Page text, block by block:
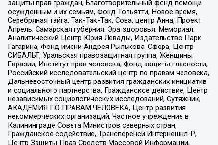
защиты прав граждан, Благотворительный фонд помощи
осужденным и их семьям, Фонд Тольятти, Новое время,
Серебряная тайга, Так-Так-Так, Сова, центр Анна, Проект
Апрель, Самарская губерния, Эра здоровья, Мемориал,
Аналитический Центр Юрия Левады, Издательство Парк
Гагарина, Фонд имени Андрея Рылькова, Сфера, Центр
СИБАЛЬТ, Уральская правозащитная группа, Женщины
Евразии, Институт прав человека, Фонд защиты гласности,
Российский исследовательский центр по правам человека,
Дальневосточный центр развития гражданских инициатив
и социального партнерства, Гражданское действие, Центр
независимых социологических исследований, Сутяжник,
АКАДЕМИЯ ПО ПРАВАМ ЧЕЛОВЕКА, Центр развития
некоммерческих организаций, Частное учреждение в
Калининграде Совета Министров северных стран,
Гражданское содействие, Трансперенси Интернешнл-Р,
Центр Защиты Прав Средств Массовой Информации,